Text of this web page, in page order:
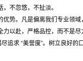
不忽悠，不扯淡。
势。凡是偏离我们专业领域
以赴，严格品控，而不是尽
追求 “美誉度”。树立良好的口